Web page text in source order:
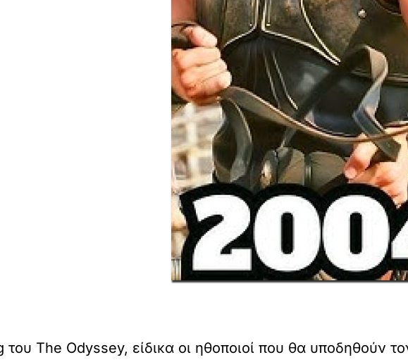
The Odyssey, είδικα οι ηθοποιοί που θα υποδηθούν